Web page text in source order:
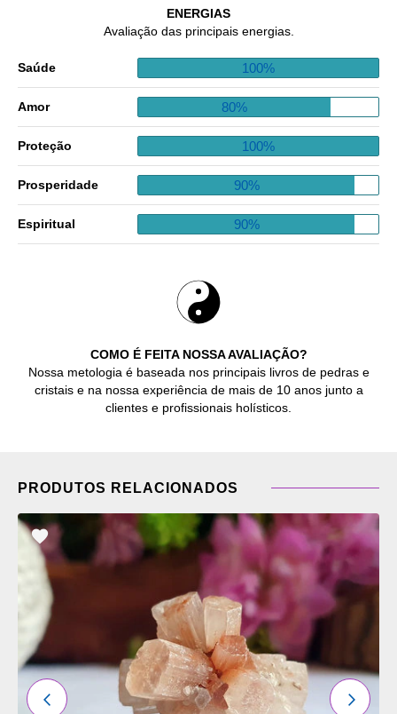
COMO É FEITA NOSSA AVALIAÇÃO?
Nossa metologia é baseada nos principais livros de pedras e
cristais e na nossa experiência de mais de 10 anos junto a
clientes e profissionais holísticos.
ENERGIAS
Avaliação das principais energias.
Saúde 100%
Amor 80%
Proteção 100%
Prosperidade 90%
Espiritual 90%
PRODUTOS RELACIONADOS
ADICIONAR
OS
ANTERIOR